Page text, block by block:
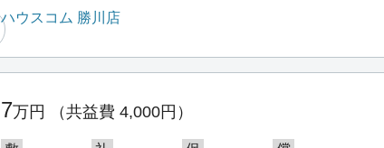
ハウスコム 勝川店
7万円 （共益費 4,000円）